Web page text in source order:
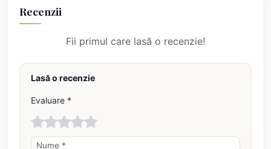
Recenzii
Fii primul care lasă o recenzie!
Lasă o recenzie
Evaluare *